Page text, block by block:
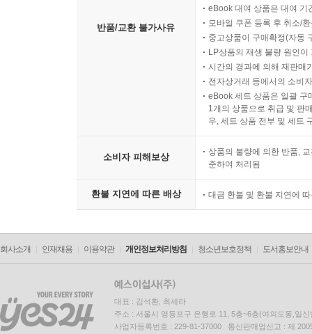
반품/교환 불가사유
eBook 대여 상품은 대여 기
모바일 쿠폰 등록 후 취소/
중고상품이 구매확정(자동
LP상품의 재생 불량 원인
시간의 경과에 의해 재판매
전자상거래 등에서의 소비
eBook 세트 상품은 일괄 구
1개의 상품으로 취급 및 판
우, 세트 상품 전부 및 세트
소비자 피해보상
상품의 불량에 의한 반품,
준하여 처리됨
환불 지연에 따른 배상 대금 환불 및 환불 지연에
회사소개 인재채용 이용약관 개인정보처리방침 청소년보호정책 도서홍보안내
대표 : 김석환, 최세라
주소 : 서울시 영등포구 은행로 11, 5층~6층(여의도동,일신
사업자등록번호 : 229-81-37000 통신판매업신고 : 제